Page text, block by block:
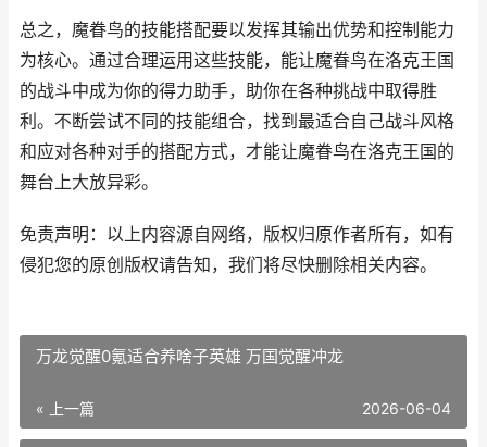
总之，魔眷鸟的技能搭配要以发挥其输出优势和控制能力
为核心。通过合理运用这些技能，能让魔眷鸟在洛克王国
的战斗中成为你的得力助手，助你在各种挑战中取得胜
利。不断尝试不同的技能组合，找到最适合自己战斗风格
和应对各种对手的搭配方式，才能让魔眷鸟在洛克王国的
舞台上大放异彩。
免责声明：以上内容源自网络，版权归原作者所有，如有
侵犯您的原创版权请告知，我们将尽快删除相关内容。
万龙觉醒0氪适合养啥子英雄 万国觉醒冲龙
« 上一篇 2026-06-04